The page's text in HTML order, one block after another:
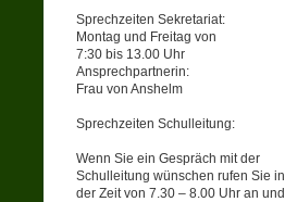
Sprechzeiten Sekretariat:
Montag und Freitag von
7:30 bis 13.00 Uhr
Ansprechpartnerin:
Frau von Anshelm
Sprechzeiten Schulleitung:
Wenn Sie ein Gespräch mit der
Schulleitung wünschen rufen Sie in
der Zeit von 7.30 – 8.00 Uhr an und